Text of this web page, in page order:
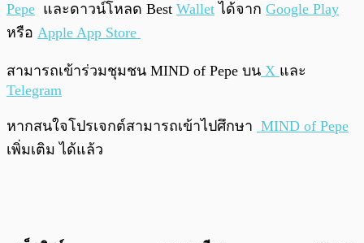
Pepe และดาวน์โหลด Best Wallet ได้จาก Google Play
หรือ Apple App Store
สามารถเข้าร่วมชุมชน MIND of Pepe บน X และ
Telegram
หากสนใจโปรเจกต์สามารถเข้าไปศึกษา MIND of Pepe
เพิ่มเติม ได้แล้ว